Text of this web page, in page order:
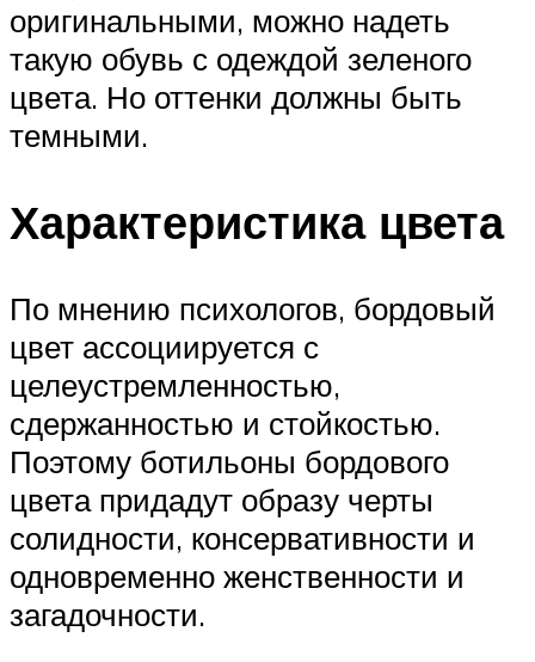
оригинальными, можно надеть
такую обувь с одеждой зеленого
цвета. Но оттенки должны быть
темными.
Характеристика цвета
По мнению психологов, бордовый
цвет ассоциируется с
целеустремленностью,
сдержанностью и стойкостью.
Поэтому ботильоны бордового
цвета придадут образу черты
солидности, консервативности и
одновременно женственности и
загадочности.